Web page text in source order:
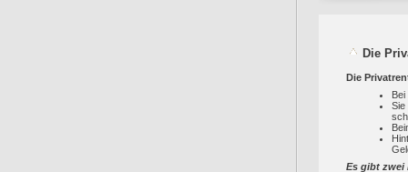
Die
Die
Sie
Es gibt zwei